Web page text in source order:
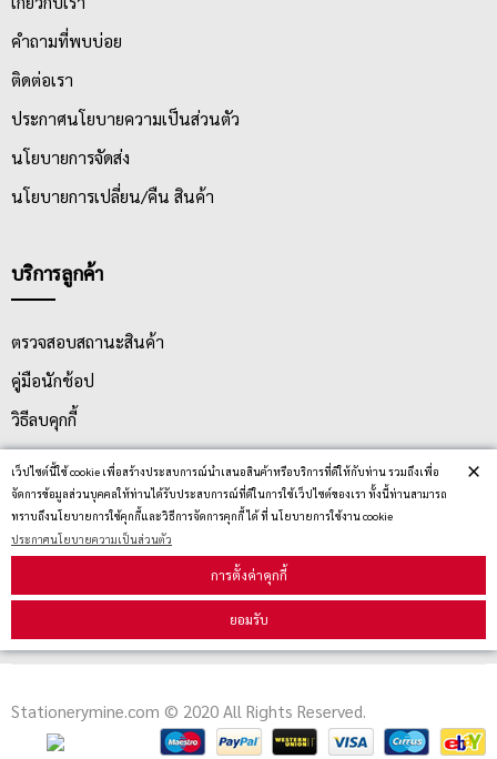
เว็ปไซต์นี้ใช้ cookie เพื่อสร้างประสบการณ์นำเสนอสินค้าหรือบริการที่ดีให้กับท่าน รวมถึงเพื่อ
จัดการข้อมูลส่วนบุคคลให้ท่านได้รับประสบการณ์ที่ดีในการใช้เว็ปไซต์ของเรา ทั้งนี้ท่านสามารถ
ทราบถึงนโยบายการใช้คุกกี้และวิธีการจัดการคุกกี้ ได้ ที่ นโยบายการใช้งาน cookie
ประกาศนโยบายความเป็นส่วนตัว
การตั้งค่าคุกกี้
ยอมรับ
×
คำถามที่พบบ่อย
ติดต่อเรา
ประกาศนโยบายความเป็นส่วนตัว
นโยบายการจัดส่ง
นโยบายการเปลี่ยน/คืน สินค้า
บริการลูกค้า
ตรวจสอบสถานะสินค้า
คู่มือนักช้อป
วิธีลบคุกกี้
สมัครรับข่าวสาร
รับข่าวสาร
Stationerymine.com © 2020 All Rights Reserved.